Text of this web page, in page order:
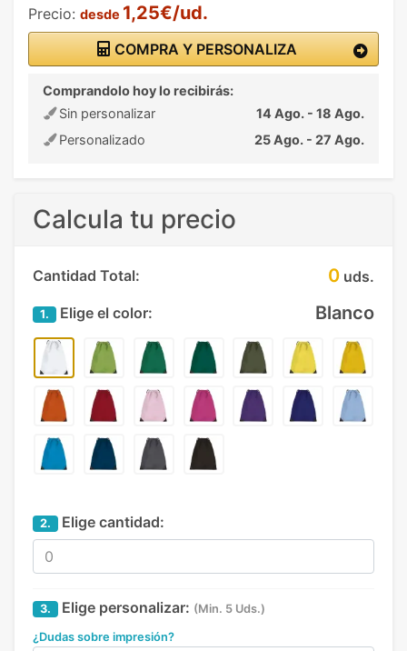
Precio: desde 1,25€/ud.
COMPRA Y PERSONALIZA
Comprandolo hoy lo recibirás:
Sin personalizar
14 Ago. - 18 Ago.
Personalizado
25 Ago. - 27 Ago.
Calcula tu precio
Cantidad Total: 0 uds.
1. Elige el color: Blanco
2. Elige cantidad:
3. Elige personalizar: (Min. 5 Uds.)
¿Dudas sobre impresión?